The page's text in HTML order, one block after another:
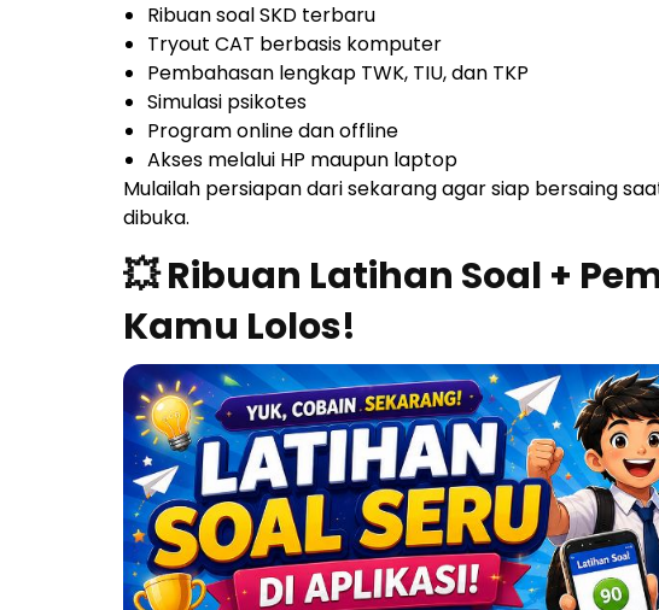
Ribuan soal SKD terbaru
Tryout CAT berbasis komputer
Pembahasan lengkap TWK, TIU, dan TKP
Simulasi psikotes
Program online dan offline
Akses melalui HP maupun laptop
Mulailah persiapan dari sekarang agar siap bersaing
dibuka.
💥 Ribuan Latihan Soal +
Kamu Lolos!